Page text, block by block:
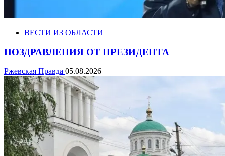
ВЕСТИ ИЗ ОБЛАСТИ
ПОЗДРАВЛЕНИЯ ОТ ПРЕЗИДЕНТА
Ржевская Правда 05.08.2026